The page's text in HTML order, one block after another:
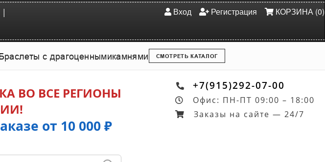
| Вход Регистрация КОРЗИНА (0)
с драгоценнымикамнями СМОТРЕТЬ КАТАЛОГ
ВО ВСЕ РЕГИОНЫ
от 10 000 ₽
+7(915)292-07-00
Офис: ПН-ПТ 09:00 – 18:00
Заказы на сайте — 24/7